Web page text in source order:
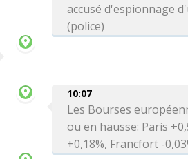
accusé d'espionnage
(police)
10:07
Les Bourses
ou en hausse: Paris
+0,18%, Francfort -